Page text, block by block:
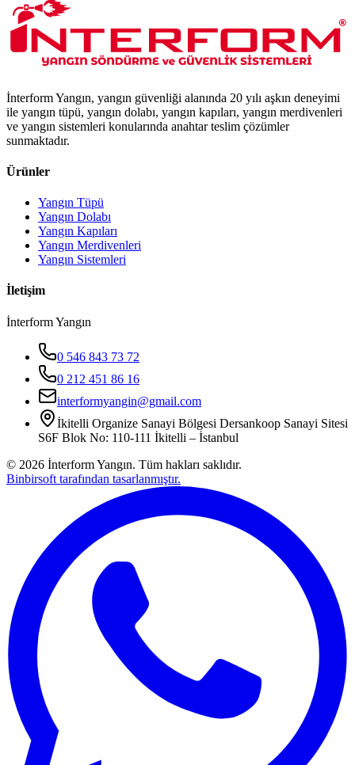
İnterform Yangın, yangın güvenliği alanında 20 yılı aşkın deneyimi
ile yangın tüpü, yangın dolabı, yangın kapıları, yangın merdivenleri
ve yangın sistemleri konularında anahtar teslim çözümler
sunmaktadır.
Ürünler
Yangın Tüpü
Yangın Dolabı
Yangın Kapıları
Yangın Merdivenleri
Yangın Sistemleri
İletişim
İnterform Yangın
0 546 843 73 72
0 212 451 86 16
interformyangin@gmail.com
İkitelli Organize Sanayi Bölgesi Dersankoop Sanayi Sitesi
S6F Blok No: 110-111 İkitelli – İstanbul
© 2026 İnterform Yangın. Tüm hakları saklıdır.
Binbirsoft tarafından tasarlanmıştır.